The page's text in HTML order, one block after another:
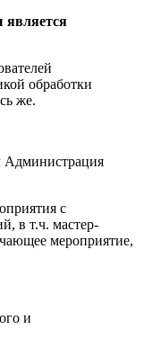
является
обработки
же.
Администрация
с
в т.ч. мастер-
мероприятие,
и